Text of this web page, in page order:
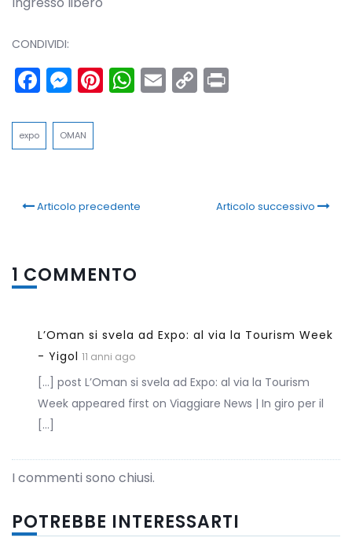
CONDIVIDI:
Facebook
Messenger
Pinterest
WhatsApp
Email
Copy
Link
expo OMAN
Articolo precedente Articolo successivo
1 COMMENTO
L’Oman si svela ad Expo: al via la Tourism Week
- Yigol 11 anni ago
[…] post L’Oman si svela ad Expo: al via la Tourism
Week appeared first on Viaggiare News | In giro per il
[…]
I commenti sono chiusi.
POTREBBE INTERESSARTI